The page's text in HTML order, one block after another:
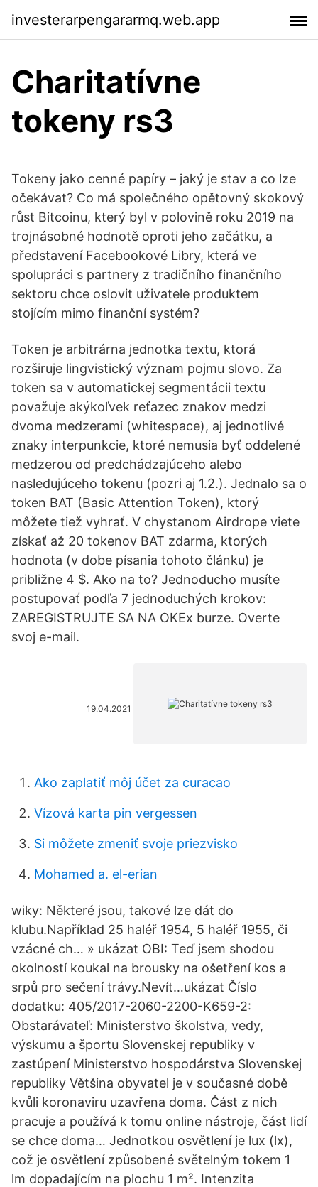
investerarpengararmq.web.app
Charitatívne
tokeny rs3
Tokeny jako cenné papíry – jaký je stav a co lze
očekávat? Co má společného opětovný skokový
růst Bitcoinu, který byl v polovině roku 2019 na
trojnásobné hodnotě oproti jeho začátku, a
představení Facebookové Libry, která ve
spolupráci s partnery z tradičního finančního
sektoru chce oslovit uživatele produktem
stojícím mimo finanční systém?
Token je arbitrárna jednotka textu, ktorá
rozširuje lingvistický význam pojmu slovo. Za
token sa v automatickej segmentácii textu
považuje akýkoľvek reťazec znakov medzi
dvoma medzerami (whitespace), aj jednotlivé
znaky interpunkcie, ktoré nemusia byť oddelené
medzerou od predchádzajúceho alebo
nasledujúceho tokenu (pozri aj 1.2.). Jednalo sa o
token BAT (Basic Attention Token), ktorý
môžete tiež vyhrať. V chystanom Airdrope viete
získať až 20 tokenov BAT zdarma, ktorých
hodnota (v dobe písania tohoto článku) je
približne 4 $. Ako na to? Jednoducho musíte
postupovať podľa 7 jednoduchých krokov:
ZAREGISTRUJTE SA NA OKEx burze. Overte
svoj e-mail.
19.04.2021
Ako zaplatiť môj účet za curacao
Vízová karta pin vergessen
Si môžete zmeniť svoje priezvisko
Mohamed a. el-erian
wiky: Některé jsou, takové lze dát do
klubu.Například 25 haléř 1954, 5 haléř 1955, či
vzácné ch… » ukázat OBI: Teď jsem shodou
okolností koukal na brousky na ošetření kos a
srpů pro sečení trávy.Nevít…ukázat Číslo
dodatku: 405/2017-2060-2200-K659-2:
Obstarávateľ: Ministerstvo školstva, vedy,
výskumu a športu Slovenskej republiky v
zastúpení Ministerstvo hospodárstva Slovenskej
republiky Většina obyvatel je v současné době
kvůli koronaviru uzavřena doma. Část z nich
pracuje a používá k tomu online nástroje, část lidí
se chce doma… Jednotkou osvětlení je lux (lx),
což je osvětlení způsobené světelným tokem 1
lm dopadajícím na plochu 1 m². Intenzita